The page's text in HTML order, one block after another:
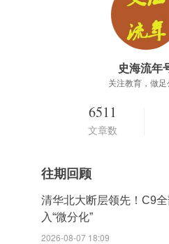
史海流年
关注教育，做足
6511
文章数
往期回顾
清华北大断层领先！C9
入“微分化”
2026-08-07 18:09